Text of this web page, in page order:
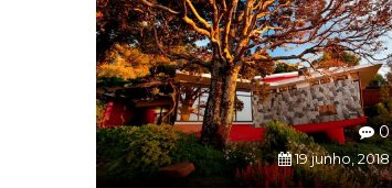
0
19 junho, 2018